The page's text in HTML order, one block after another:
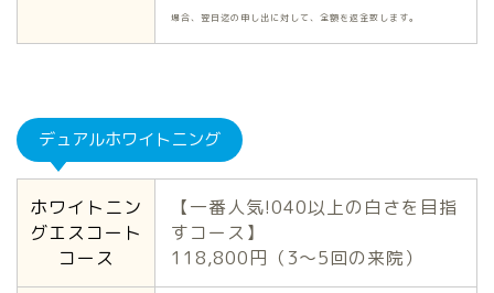
場合、翌日迄の申し出に対して、全額を返金致します。
デュアルホワイトニング
ホワイトニン
グエスコート
コース
【一番人気!040以上の白さを目指
すコース】
118,800円（3〜5回の来院）